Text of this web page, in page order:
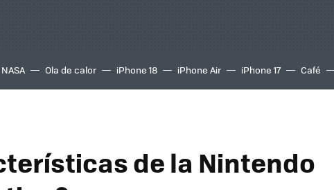
NASA Ola de calor iPhone 18 iPhone Air iPhone 17 Café
de la Nintendo